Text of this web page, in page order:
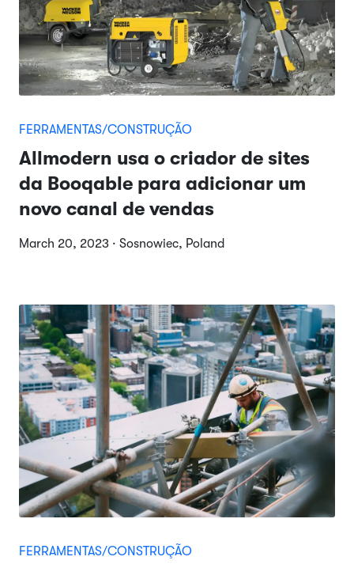
FERRAMENTAS/CONSTRUÇÃO
Allmodern usa o criador de sites
da Booqable para adicionar um
novo canal de vendas
March 20, 2023 · Sosnowiec, Poland
FERRAMENTAS/CONSTRUÇÃO